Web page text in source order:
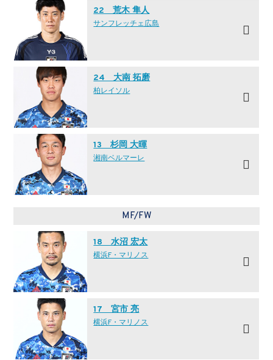
22 荒木 隼人
サンフレッチェ広島
24 大南 拓磨
柏レイソル
13 杉岡 大暉
湘南ベルマーレ
MF/FW
18 水沼 宏太
横浜F・マリノス
17 宮市 亮
横浜F・マリノス